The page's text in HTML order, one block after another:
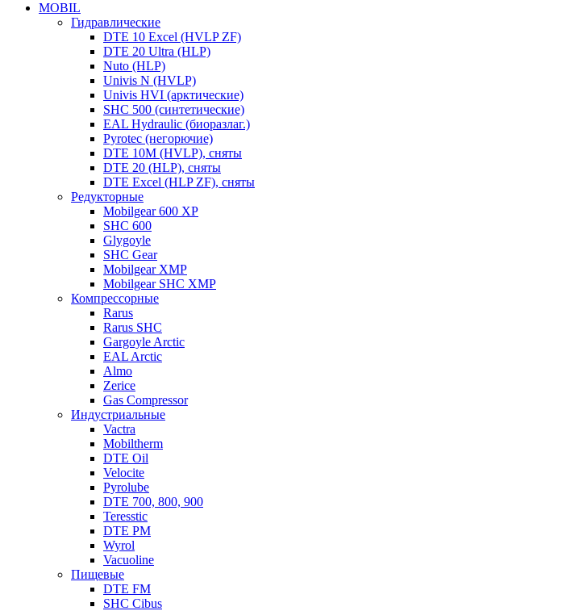
MOBIL
Гидравлические
DTE 10 Excel (HVLP ZF)
DTE 20 Ultra (HLP)
Nuto (HLP)
Univis N (HVLP)
Univis HVI (арктические)
SHC 500 (синтетические)
EAL Hydraulic (биоразлаг.)
Pyrotec (негорючие)
DTE 10M (HVLP), сняты
DTE 20 (HLP), сняты
DTE Excel (HLP ZF), сняты
Редукторные
Mobilgear 600 XP
SHC 600
Glygoyle
SHC Gear
Mobilgear XMP
Mobilgear SHC XMP
Компрессорные
Rarus
Rarus SHC
Gargoyle Arctic
EAL Arctic
Almo
Zerice
Gas Compressor
Индустриальные
Vactra
Mobiltherm
DTE Oil
Velocite
Pyrolube
DTE 700, 800, 900
Teresstic
DTE PM
Wyrol
Vacuoline
Пищевые
DTE FM
SHC Cibus